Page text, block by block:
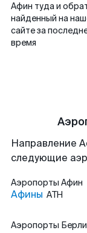
Афин туда и
найденный на
сайте за
время
Направление
следующие
Аэропорты Афин
Афины ATH
Аэропорты